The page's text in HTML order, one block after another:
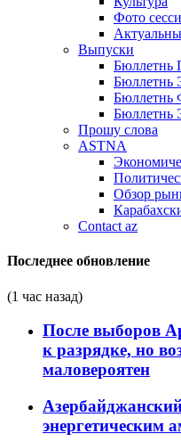
Фото
Выпуски
Бюллетнь
Бюллетнь
Бюллетнь
Бюллетнь
Прошу слова
ASTNA
Обзор
Contact az
Последнее обновление
(1 час назад)
После выборов
к разрядке, но
маловероятен
энергетическим